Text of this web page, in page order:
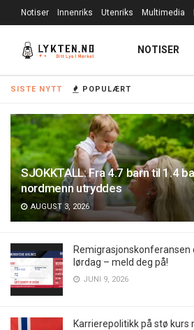
SISTE NYTT POPULÆRT
SJOKKTALL: Fra 4.7 barn til 1.4
nordmenn utryddes
AUGUST 3, 2026
Remigrasjonskonferansen
lørdag – meld deg på!
JUNI 9, 2026
Karrierepolitikk på stø kurs
Notiser Innenriks Utenriks Multimedia
NOTISER